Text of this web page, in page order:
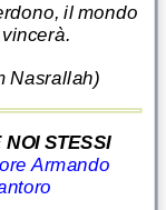
il mondo
Nasrallah)
NOI STESSI
Armando